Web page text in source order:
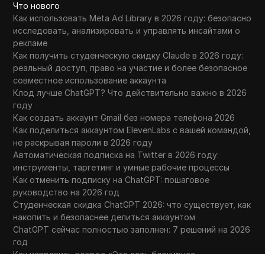
Что нового
Как использовать Meta Ad Library в 2026 году: безопасно
исследовать, анализировать и управлять инсайтами о
рекламе
Как получить студенческую скидку Claude в 2026 году:
реальный доступ, право на участие и более безопасное
совместное использование аккаунта
Клод лучше ChatGPT? Что действительно важно в 2026
году
Как создать аккаунт Gmail без номера телефона 2026
Как поделиться аккаунтом ElevenLabs с вашей командой,
не раскрывая пароли в 2026 году
Автоматическая подписка на Twitter в 2026 году:
инструменты, таргетинг и умные рабочие процессы
Как отменить подписку на ChatGPT: пошаговое
руководство на 2026 год
Студенческая скидка ChatGPT 2026: что существует, как
накопить и безопаснее делиться аккаунтом
ChatGPT сейчас полностью заполнен: 7 решений на 2026
год